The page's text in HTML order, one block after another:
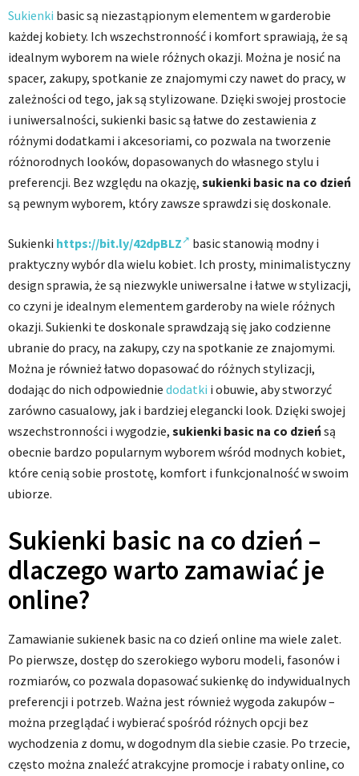
Sukienki basic są niezastąpionym elementem w garderobie
każdej kobiety. Ich wszechstronność i komfort sprawiają, że są
idealnym wyborem na wiele różnych okazji. Można je nosić na
spacer, zakupy, spotkanie ze znajomymi czy nawet do pracy, w
zależności od tego, jak są stylizowane. Dzięki swojej prostocie
i uniwersalności, sukienki basic są łatwe do zestawienia z
różnymi dodatkami i akcesoriami, co pozwala na tworzenie
różnorodnych looków, dopasowanych do własnego stylu i
preferencji. Bez względu na okazję, sukienki basic na co dzień
są pewnym wyborem, który zawsze sprawdzi się doskonale.
Sukienki https://bit.ly/42dpBLZ
basic stanowią modny i
praktyczny wybór dla wielu kobiet. Ich prosty, minimalistyczny
design sprawia, że są niezwykle uniwersalne i łatwe w stylizacji,
co czyni je idealnym elementem garderoby na wiele różnych
okazji. Sukienki te doskonale sprawdzają się jako codzienne
ubranie do pracy, na zakupy, czy na spotkanie ze znajomymi.
Można je również łatwo dopasować do różnych stylizacji,
dodając do nich odpowiednie dodatki i obuwie, aby stworzyć
zarówno casualowy, jak i bardziej elegancki look. Dzięki swojej
wszechstronności i wygodzie, sukienki basic na co dzieńsą
obecnie bardzo popularnym wyborem wśród modnych kobiet,
które cenią sobie prostotę, komfort i funkcjonalność w swoim
ubiorze.
Sukienki basic na co dzień –
dlaczego warto zamawiać je
online?
Zamawianie sukienek basic na co dzień online ma wiele zalet.
Po pierwsze, dostęp do szerokiego wyboru modeli, fasonów i
rozmiarów, co pozwala dopasować sukienkę do indywidualnych
preferencji i potrzeb. Ważna jest również wygoda zakupów –
można przeglądać i wybierać spośród różnych opcji bez
wychodzenia z domu, w dogodnym dla siebie czasie. Po trzecie,
często można znaleźć atrakcyjne promocje i rabaty online, co